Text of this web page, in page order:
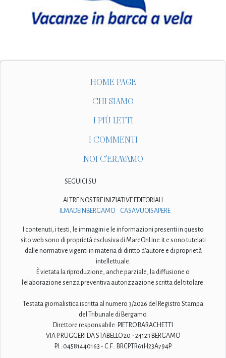
HOME PAGE
CHI SIAMO
I PIÙ LETTI
I COMMENTI
NOI C'ERAVAMO
SEGUICI SU
ALTRE NOSTRE INIZIATIVE EDITORIALI
ILMADEINBERGAMO
CASAVUOISAPERE
I contenuti, i testi, le immagini e le informazioni presenti in questo
sito web sono di proprietà esclusiva di MareOnLine.it e sono tutelati
dalle normative vigenti in materia di diritto d'autore e di proprietà
intellettuale.
È vietata la riproduzione, anche parziale, la diffusione o
l'elaborazione senza preventiva autorizzazione scritta del titolare.
Testata giornalistica iscritta al numero 3/2026 del Registro Stampa
del Tribunale di Bergamo.
Direttore responsabile: PIETRO BARACHETTI
VIA P. RUGGERI DA STABELLO 20 - 24123 BERGAMO
P.I.: 04581440163 - C.F.: BRCPTR61H23A794P